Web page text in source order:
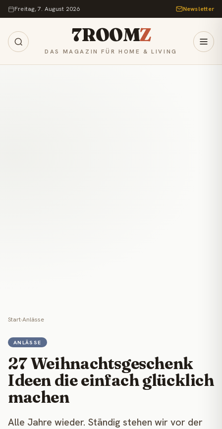
Zum Inhalt springen
Freitag, 7. August 2026 Newsletter
7ROOMZ
DAS MAGAZIN FÜR HOME & LIVING
Start›Anlässe
ANLÄSSE
27 Weihnachtsgeschenk
Ideen die einfach glücklich
machen
Alle Jahre wieder. Ständig stehen wir vor der